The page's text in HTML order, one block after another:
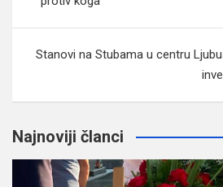
Stanovi na Stubama u centru
Najnoviji članci